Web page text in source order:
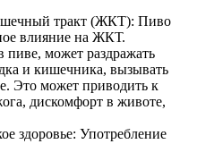
тракт (ЖКТ): Пиво
влияние на ЖКТ.
пиве, может раздражать
и кишечника, вызывать
Это может приводить к
дискомфорт в животе,
здоровье: Употребление